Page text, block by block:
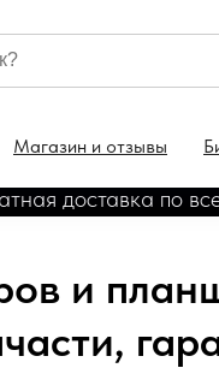
Магазин и отзывы
по всей России
и